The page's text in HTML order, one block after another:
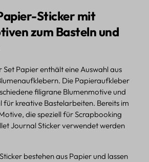
Sticker mit
zum Basteln und
Set Papier enthält eine Auswahl aus
Die Papieraufkleber
filigrane Blumenmotive und
für kreative Bastelarbeiten. Bereits im
die speziell für Scrapbooking
Journal Sticker verwendet werden
bestehen aus Papier und lassen